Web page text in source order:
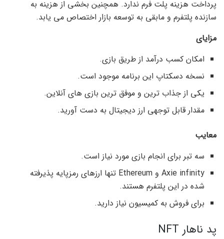
پرداخت هزینه پلت فرم ندارد. همچنین بخشی از هزینه به
سازنده پلتفرم و مابقی به توسعه بازار اختصاص می یابد.
مزایای
امکان کسب درآمد از طریق بازی.
نسخه دسکتاپ این برنامه موجود است.
یکی از جذاب ترین و موفق ترین بازی های آنلاین.
مقدار قابل توجهی ارز دیجیتال به دست آورید.
معایب
سه تبر برای انجام بازی مورد نیاز است.
Axie infinity و Ethereum تنها ارزهای رمزپایه پذیرفته
شده در این پلتفرم هستند.
برای فروش به کمیسیون نیاز دارید.
پد ناهار NFT